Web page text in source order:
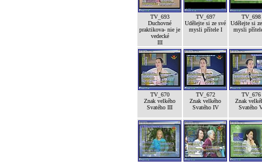
TV_693
Duchovné
praktikova- nie je
vedecké
III
TV_697
Udělejte si ze své
mysli přítele I
TV_698
Udělejte si
mysli
TV_670
Znak velkého
Svatého III
TV_672
Znak velkého
Svatého IV
TV_676
Znak
Svatého